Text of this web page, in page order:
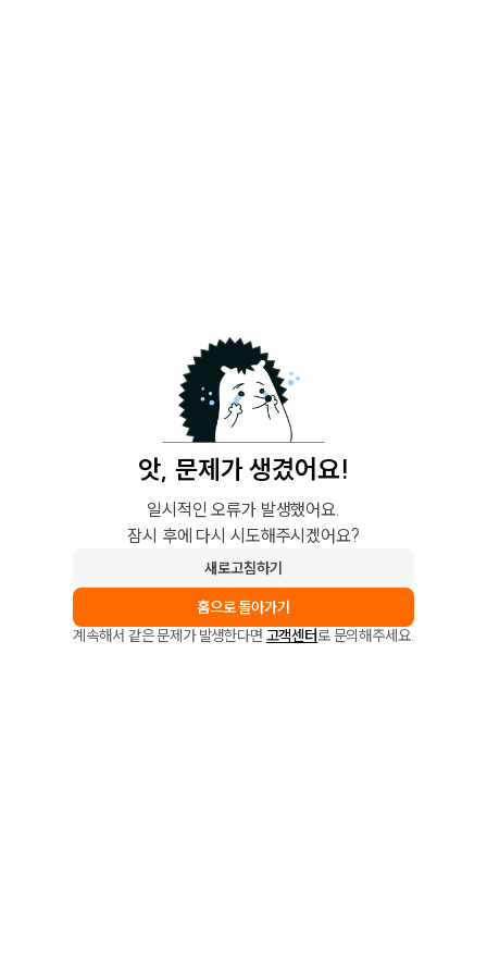
앗, 문제가 생겼어요!
일시적인 오류가 발생했어요.
잠시 후에 다시 시도해주시겠어요?
새로고침하기
홈으로 돌아가기
계속해서 같은 문제가 발생한다면 고객센터로 문의해주세요.